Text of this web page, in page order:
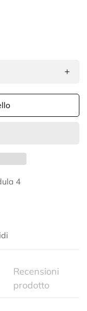
4
Recensioni
prodotto
age